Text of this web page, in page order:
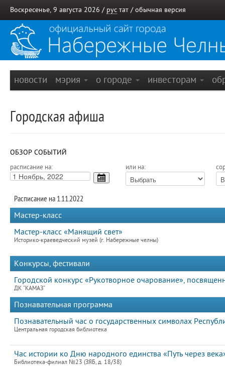
Воскресенье, 9 августа 2026 / рус тат / обычная версия
новости мэрия о городе инвесторам
Городская афиша
ОБЗОР СОБЫТИЙ
расписание на: или на:
Расписание на 1.11.2022
Мастер-класс
Мастер-класс «Манящий свет»
Историко-краеведческий музей (г. Набережные челны)
Конкурсы, фестивали
Городской конкурс «Рукотворное очарование»,
ДК "КАМАЗ"
Познавательная программа
Познавательный час о государственных символах
Центральная городская библиотека
Час истории ко Дню народного единства «Путь через
Библиотека-филиал №23 (ЗЯБ, д. 18/38)